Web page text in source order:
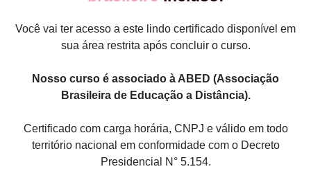
Você vai ter acesso a este lindo certificado disponível em
sua área restrita após concluir o curso.
Nosso curso é associado à ABED (Associação
Brasileira de Educação a Distância).
Certificado com carga horária, CNPJ e válido em todo
território nacional em conformidade com o Decreto
Presidencial N° 5.154.